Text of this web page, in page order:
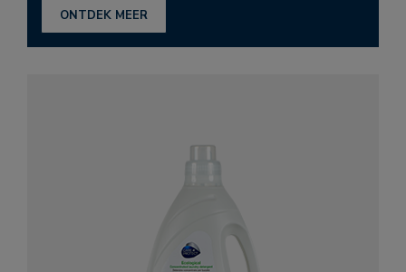
ONTDEK MEER